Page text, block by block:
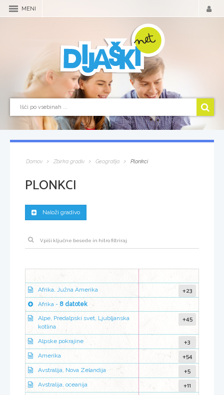
MENI
Domov Zbirka gradiv Geografija Plonkci
PLONKCI
Naloži gradivo
Afrika, Južna Amerika +23
Afrika - 8 datotek
Alpe, Predalpski svet, Ljubljanska
kotlina
+45
Alpske pokrajine +3
Amerika +54
Avstralija, Nova Zelandija +5
Avstralija, oceanija +11